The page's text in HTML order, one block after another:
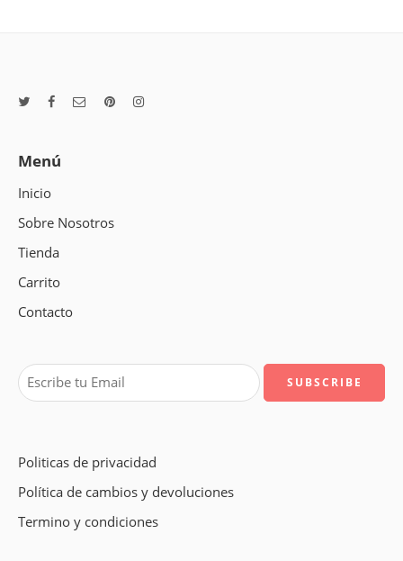
Menú
Inicio
Sobre Nosotros
Tienda
Carrito
Contacto
Politicas de privacidad
Política de cambios y devoluciones
Termino y condiciones